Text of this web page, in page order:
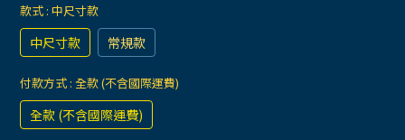
款式 : 中尺寸款
中尺寸款 常規款
付款方式 : 全款 (不含國際運費)
全款 (不含國際運費)